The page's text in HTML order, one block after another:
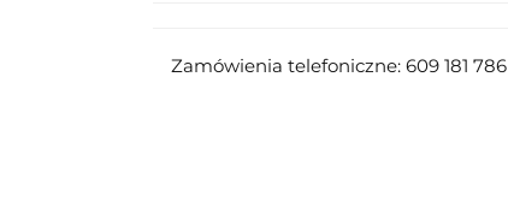
Zamówienia telefoniczne: 609 181 786